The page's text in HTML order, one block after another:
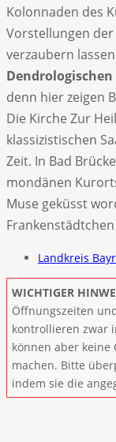
Kolonnaden des
Vorstellungen
verzaubern
denn hier zeigen
Die Kirche Zur
klassizistischen
Zeit. In Bad
mondänen
Muse geküsst
Landkreis
WICHTIGER
Öffnungszeiten
kontrollieren zwar
können aber keine
machen. Bitte
indem sie die